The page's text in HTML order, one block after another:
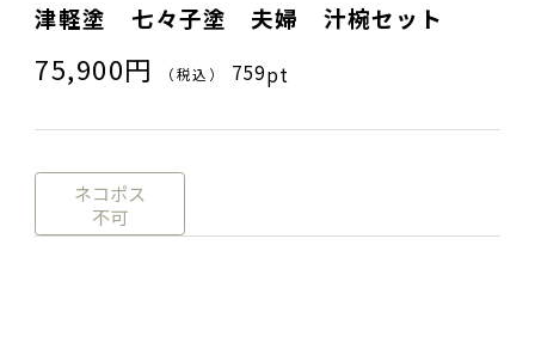
津軽塗 七々子塗 夫婦 汁椀セット
75,900円 （税込） 759pt
ネコポス
不可